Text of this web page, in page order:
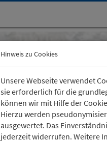
Hinweis zu Cookies
Unsere Webseite verwendet
sie erforderlich für die
können wir mit Hilfe der
Hierzu werden
ausgewertet. Das
jederzeit widerrufen. Weitere